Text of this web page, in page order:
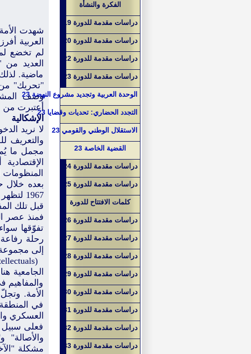
الفكرة والنشأة
دراسات مقدمة للدورة 19
دراسات مقدمة للدورة 20
دراسات مقدمة للدورة 22
دراسات مقدمة للدورة 23
الوحدة العربية وتجديد مشروع النهضة 23
التجدد الحضاري: تحديات وقضايا 23
الاستقلال الوطني والقومي 23
القضية الخاصة 23
دراسات مقدمة للدورة 24
دراسات مقدمة للدورة 25
كلمات الافتتاح للدورة
دراسات مقدمة للدورة 26
دراسات مقدمة للدورة 27
دراسات مقدمة للدورة 28
دراسات مقدمة للدورة 29
دراسات مقدمة للدورة 30
دراسات مقدمة للدورة 31
دراسات مقدمة للدورة 32
دراسات مقدمة للدورة 33
شهدت
العربية
لم تخضع
العديد
ماضية.
"تحريك" من
وصف
أعتبرت من
الإشكالية
لا نريد
والتعريف
بعده خلال
1967
قبل تلك
فمنذ عصر
تفوّقها
رحلة
إلى
الجامعية
والمفاهيم
في المنطقة
العسكري
فعلى سبيل
والأصالة"
مشكلة